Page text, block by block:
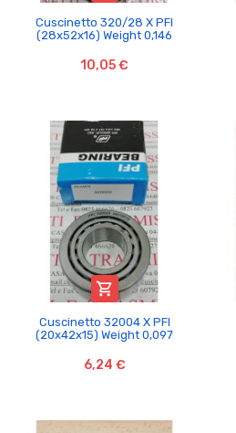
Cuscinetto 320/28 X PFI
(28x52x16) Weight 0,146
10,05 €

Cuscinetto 32004 X PFI
(20x42x15) Weight 0,097
6,24 €